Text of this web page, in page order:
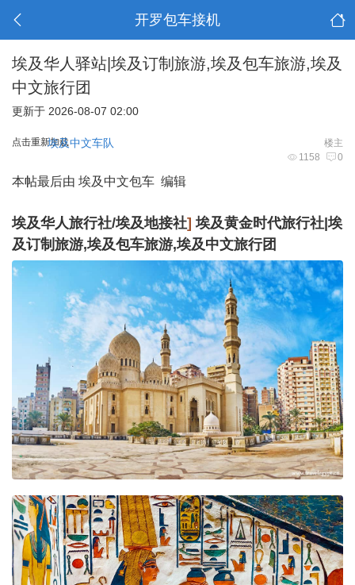
开罗包车接机
埃及华人驿站|埃及订制旅游,埃及包车旅游,埃及
中文旅行团
更新于 2026-08-07 02:00
点击重新加载 楼主
埃及中文车队
1158 0
本帖最后由 埃及中文包车 编辑
埃及华人旅行社/埃及地接社]埃及黄金时代旅行社|埃
及订制旅游,埃及包车旅游,埃及中文旅行团